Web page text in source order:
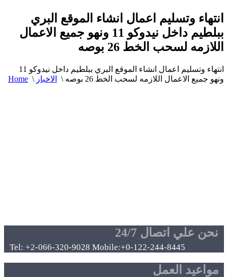
انتهاء وتسليم اعمال انشاء الموقع البري
ببلطيم داخل نيدوكو 11 ونهو جميع الاعمال
اللازمه لسحب الخط 26 بوصه
انتهاء وتسليم اعمال انشاء الموقع البري ببلطيم داخل نيدوكو 11
ونهو جميع الاعمال اللازمه لسحب الخط 26 بوصه
\ الاخبار \
Home
نحن علي اتصال 24/7
Tel: +2-066-320-9028 Mobile:+0-122-244-8445
مواعيد العمل